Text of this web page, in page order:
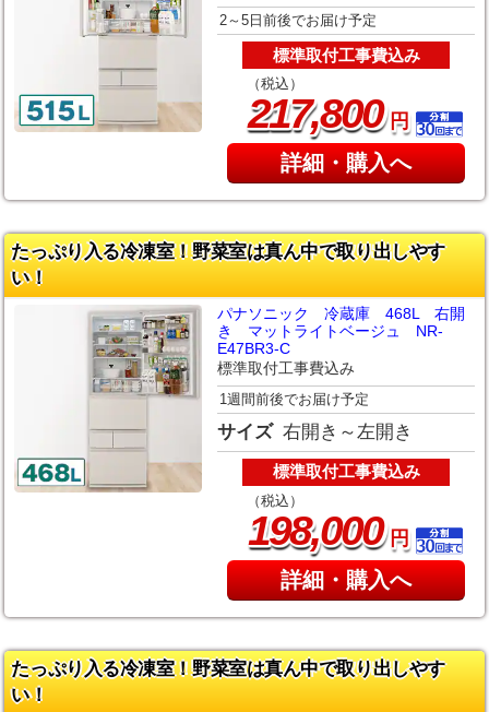
2～5日前後でお届け予定
標準取付工事費込み
（税込）
217,800円
詳細・購入へ
たっぷり入る冷凍室！野菜室は真ん中で取り出しやす
い！
パナソニック 冷蔵庫 468L 右開
き マットライトベージュ NR-
E47BR3-C
標準取付工事費込み
1週間前後でお届け予定
サイズ 右開き～左開き
標準取付工事費込み
（税込）
198,000円
詳細・購入へ
たっぷり入る冷凍室！野菜室は真ん中で取り出しやす
い！